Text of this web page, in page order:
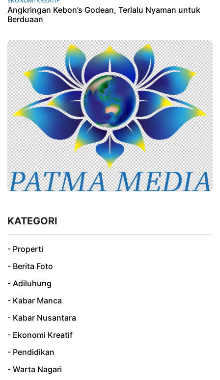
Angkringan Kebon’s Godean, Terlalu Nyaman untuk
Berduaan
KATEGORI
- Properti
- Berita Foto
- Adiluhung
- Kabar Manca
- Kabar Nusantara
- Ekonomi Kreatif
- Pendidikan
- Warta Nagari